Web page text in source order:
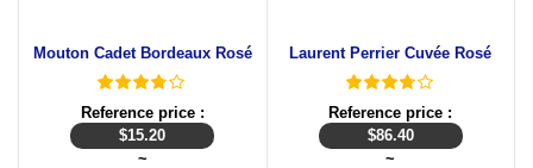
Mouton Cadet Bordeaux Rosé
Reference price :
$15.20
~
Laurent Perrier Cuvée Rosé
Reference price :
$86.40
~